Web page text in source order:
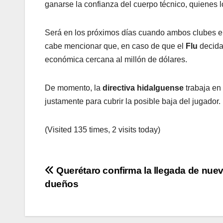
ganarse la confianza del cuerpo técnico, quienes
Será en los próximos días cuando ambos clubes
cabe mencionar que, en caso de que el
Flu
económica cercana al millón de dólares.
De momento, la directiva hidalguense trabaja en
justamente para cubrir la posible baja del jugador.
(Visited 135 times, 2 visits today)
Navegación
entradas
Querétaro confirma la llegada de
dueños